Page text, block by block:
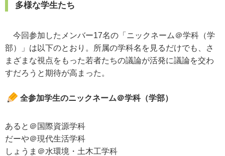
多様な学生たち
今回参加したメンバー17名の「ニックネーム＠学科（学
部）」は以下のとおり。所属の学科名を見るだけでも、さ
まざまな視点をもった若者たちの議論が活発に議論を交わ
すだろうと期待が高まった。
全参加学生のニックネーム＠学科（学部）
あると＠国際資源学科
だーや＠現代生活学科
しょうま＠水環境・土木工学科